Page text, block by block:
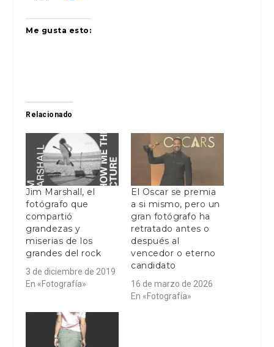
Me gusta esto:
Relacionado
Jim Marshall, el
fotógrafo que
compartió
grandezas y
miserias de los
grandes del rock
3 de diciembre de 2019
En «Fotografía»
El Oscar se premia
a si mismo, pero un
gran fotógrafo ha
retratado antes o
después al
vencedor o eterno
candidato
16 de marzo de 2026
En «Fotografía»